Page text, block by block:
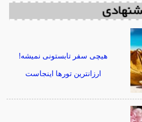
هیچی سفر تابستونی نمیشه!
ارزانترین تورها اینجاست